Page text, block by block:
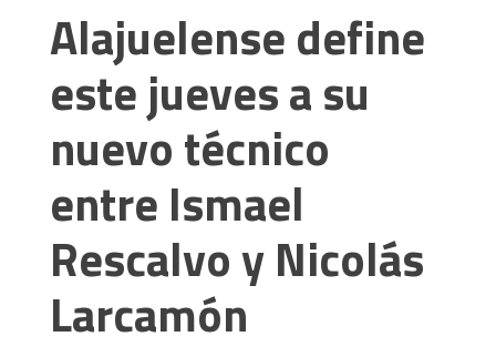
Alajuelense define
este jueves a su
nuevo técnico
entre Ismael
Rescalvo y Nicolás
Larcamón